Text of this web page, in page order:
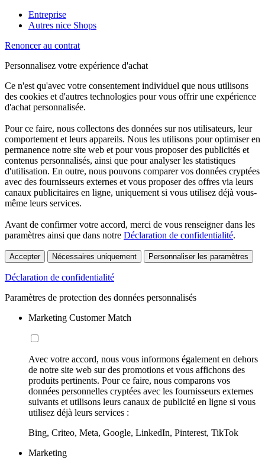
Entreprise
Autres nice Shops
Renoncer au contrat
Personnalisez votre expérience d'achat
Ce n'est qu'avec votre consentement individuel que nous utilisons
des cookies et d'autres technologies pour vous offrir une expérience
d'achat personnalisée.
Pour ce faire, nous collectons des données sur nos utilisateurs, leur
comportement et leurs appareils. Nous les utilisons pour optimiser en
permanence notre site web et pour vous proposer des publicités et
contenus personnalisés, ainsi que pour analyser les statistiques
d'utilisation. En outre, nous pouvons comparer vos données cryptées
avec des fournisseurs externes et vous proposer des offres via leurs
canaux publicitaires en ligne, uniquement si vous utilisez déjà vous-
même leurs services.
Avant de confirmer votre accord, merci de vous renseigner dans les
paramètres ainsi que dans notre Déclaration de confidentialité.
Accepter Nécessaires uniquement Personnaliser les paramètres
Déclaration de confidentialité
Paramètres de protection des données personnalisés
Marketing Customer Match
Avec votre accord, nous vous informons également en dehors
de notre site web sur des promotions et vous affichons des
produits pertinents. Pour ce faire, nous comparons vos
données personnelles cryptées avec les fournisseurs externes
suivants et utilisons leurs canaux de publicité en ligne si vous
utilisez déjà leurs services :
Bing, Criteo, Meta, Google, LinkedIn, Pinterest, TikTok
Marketing